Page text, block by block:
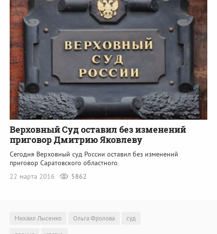
Верховный Суд оставил без изменений
приговор Дмитрию Яковлеву
Сегодня Верховный суд России оставил без изменений
приговор Саратовского областного
22 марта 2016
5862
Михаил Лысенко Ольга Фролова
суд